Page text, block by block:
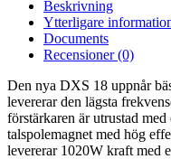
Beskrivning
Ytterligare
Documents
Recensioner (0)
Den nya DXS 18 uppnår
levererar den lägsta
förstärkaren är utrustad
talspolemagnet med hög
levererar 1020W kraft med